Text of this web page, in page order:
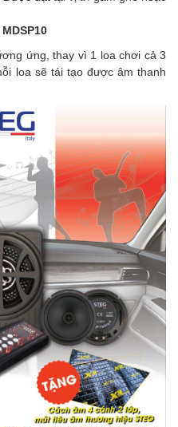
ứng, thay vì 1 loa chơi cả 3
loa sẽ tái tạo được âm thanh